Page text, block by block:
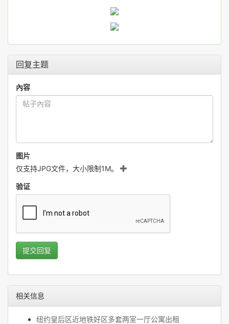
回复主题
內容
图片
仅支持JPG文件，大小限制1M。
验证
提交回复
相关信息
纽约皇后区近地铁好区多套两室一厅公寓出租